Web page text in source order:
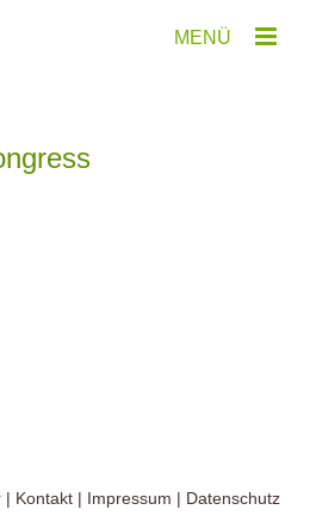
| Kontakt | Impressum | Datenschutz